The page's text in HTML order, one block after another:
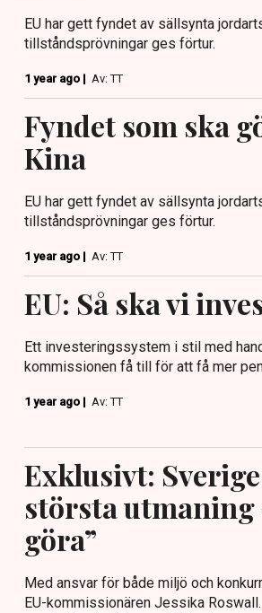
EU har gett fyndet av sällsynta
tillståndsprövningar ges förtur.
1 year ago | Av: TT
Fyndet som ska
Kina
EU har gett fyndet av sällsynta
tillståndsprövningar ges förtur.
1 year ago | Av: TT
EU: Så ska vi
Ett investeringssystem i stil med
kommissionen få till för att få mer
1 year ago | Av: TT
Exklusivt:
största utmaning
göra”
Med ansvar för både miljö och
EU-kommissionären Jessika